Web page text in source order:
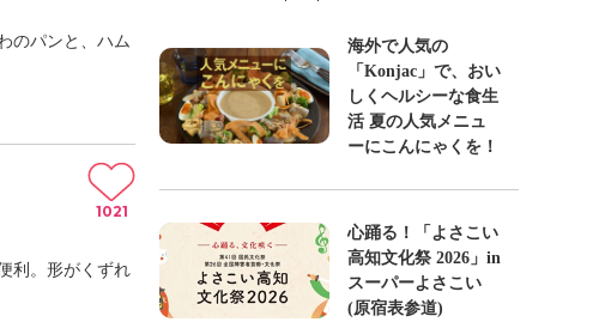
のパンと、ハム
利。形がくずれ
1021
海外で人気の
「Konjac」で、おい
しくヘルシーな食生
活 夏の人気メニュ
ーにこんにゃくを！
心踊る！「よさこい
高知文化祭 2026」in
スーパーよさこい
(原宿表参道)